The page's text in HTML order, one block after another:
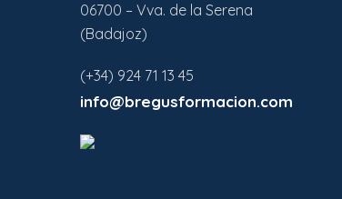
06700 – Vva. de la Serena
(Badajoz)
(+34) 924 71 13 45
info@bregusformacion.com